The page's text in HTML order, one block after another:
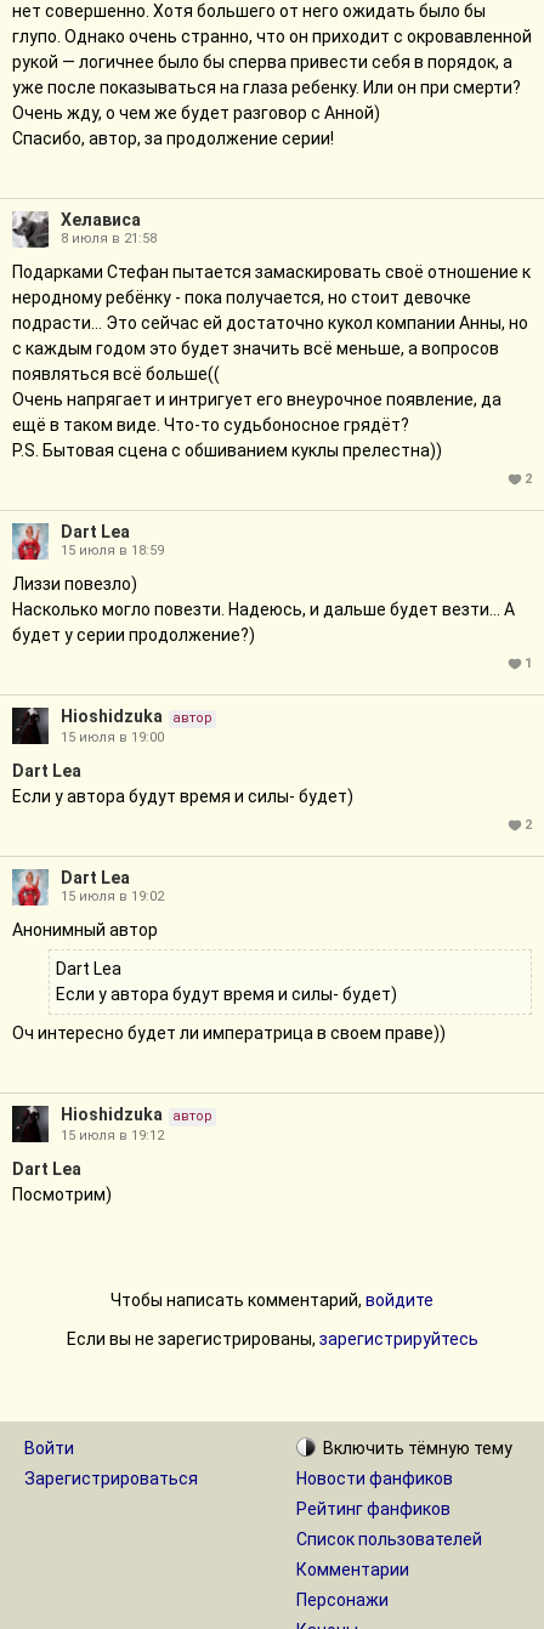
нет совершенно. Хотя большего от него ожидать было бы
глупо. Однако очень странно, что он приходит с окровавленной
рукой — логичнее было бы сперва привести себя в порядок, а
уже после показываться на глаза ребенку. Или он при смерти?
Очень жду, о чем же будет разговор с Анной)
Спасибо, автор, за продолжение серии!
Хелависа
8 июля в 21:58
Подарками Стефан пытается замаскировать своё отношение к
неродному ребёнку - пока получается, но стоит девочке
подрасти... Это сейчас ей достаточно кукол компании Анны, но
с каждым годом это будет значить всё меньше, а вопросов
появляться всё больше((
Очень напрягает и интригует его внеурочное появление, да
ещё в таком виде. Что-то судьбоносное грядёт?
P.S. Бытовая сцена с обшиванием куклы прелестна))
2
Dart Lea
15 июля в 18:59
Лиззи повезло)
Насколько могло повезти. Надеюсь, и дальше будет везти... А
будет у серии продолжение?)
1
Hioshidzuka
автор
15 июля в 19:00
Dart Lea
Если у автора будут время и силы- будет)
2
Dart Lea
15 июля в 19:02
Анонимный автор
Dart Lea
Если у автора будут время и силы- будет)
Оч интересно будет ли императрица в своем праве))
Hioshidzuka
автор
15 июля в 19:12
Dart Lea
Посмотрим)
Чтобы написать комментарий, войдите
Если вы не зарегистрированы, зарегистрируйтесь
Войти
Зарегистрироваться
Включить тёмную тему
Новости фанфиков
Рейтинг фанфиков
Список пользователей
Комментарии
Персонажи